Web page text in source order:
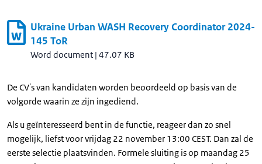
Ukraine Urban WASH Recovery Coordinator 2024-
145 ToR
Word document | 47.07 KB
De CV's van kandidaten worden beoordeeld op basis van de
volgorde waarin ze zijn ingediend.
Als u geïnteresseerd bent in de functie, reageer dan zo snel
mogelijk, liefst voor vrijdag 22 november 13:00 CEST. Dan zal de
eerste selectie plaatsvinden. Formele sluiting is op maandag 25